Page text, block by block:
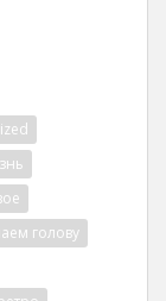
голову